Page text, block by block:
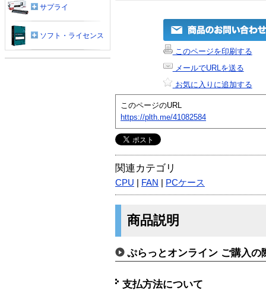
このページを印刷する
メールでURLを送る
お気に入りに追加する
このページのURL
https://plth.me/41082584
関連カテゴリ
CPU FAN PCケース
商品説明
ぷらっとオンライン ご購入の
支払方法について
サプライ
ソフト・ライセンス